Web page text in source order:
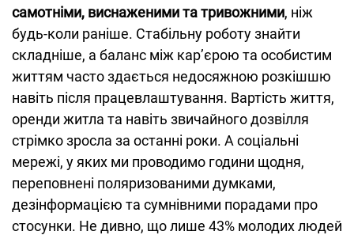
самотніми, виснаженими та тривожними, ніж
будь-коли раніше. Стабільну роботу знайти
складніше, а баланс між кар’єрою та особистим
життям часто здається недосяжною розкішшю
навіть після працевлаштування. Вартість життя,
оренди житла та навіть звичайного дозвілля
стрімко зросла за останні роки. А соціальні
мережі, у яких ми проводимо години щодня,
переповнені поляризованими думками,
дезінформацією та сумнівними порадами про
стосунки. Не дивно, що лише 43% молодих людей